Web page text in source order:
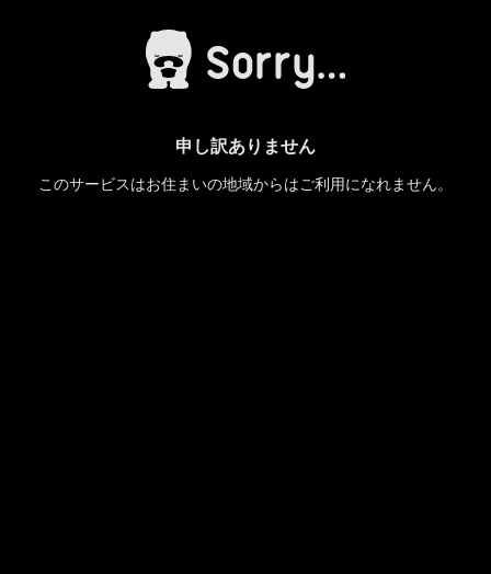
申し訳ありません
このサービスはお住まいの地域からはご利用になれません。